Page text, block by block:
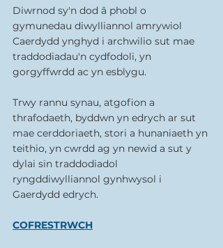
Diwrnod sy'n dod â phobl o
gymunedau diwylliannol amrywiol
Caerdydd ynghyd i archwilio sut mae
traddodiadau'n cydfodoli, yn
gorgyffwrdd ac yn esblygu.
Trwy rannu synau, atgofion a
thrafodaeth, byddwn yn edrych ar sut
mae cerddoriaeth, stori a hunaniaeth yn
teithio, yn cwrdd ag yn newid a sut y
dylai sin traddodiadol
ryngddiwylliannol gynhwysol i
Gaerdydd edrych.
COFRESTRWCH